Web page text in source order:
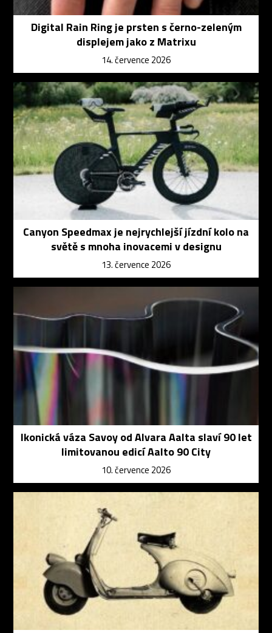
Digital Rain Ring je prsten s černo-zeleným
displejem jako z Matrixu
14. července 2026
Canyon Speedmax je nejrychlejší jízdní kolo na
světě s mnoha inovacemi v designu
13. července 2026
Ikonická váza Savoy od Alvara Aalta slaví 90 let
limitovanou edicí Aalto 90 City
10. července 2026